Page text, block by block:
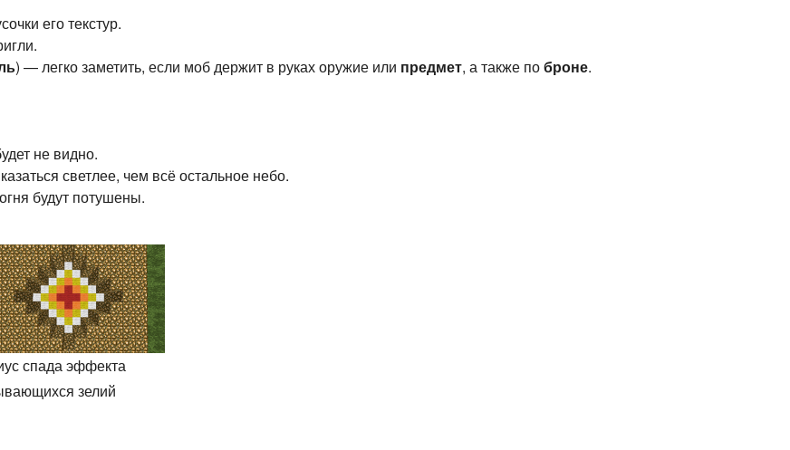
его текстур.
) — легко заметить, если моб держит в руках оружие или предмет, а также поброне.
не видно.
светлее, чем всё остальное небо.
будут потушены.
спада эффекта
зелий